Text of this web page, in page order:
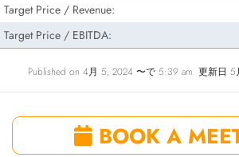
Target Price / Revenue:
Target Price / EBITDA:
Published on 4月 5, 2024 〜で 5:39 am. 更新日
BOOK A